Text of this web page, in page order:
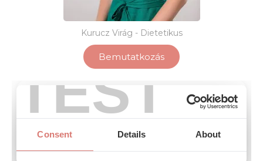
Kurucz Virág - Dietetikus
Bemutatkozás